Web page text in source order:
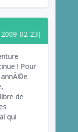
02-23]
! Pour
de
qui